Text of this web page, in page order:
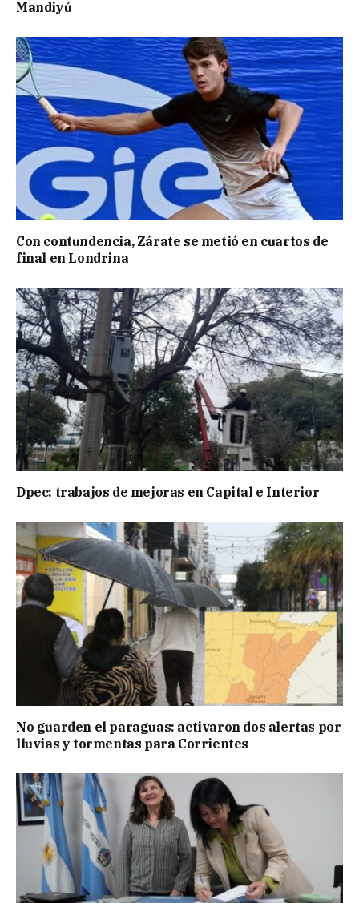
Mandiyú
Con contundencia, Zárate se metió en cuartos de
final en Londrina
Dpec: trabajos de mejoras en Capital e Interior
No guarden el paraguas: activaron dos alertas por
lluvias y tormentas para Corrientes